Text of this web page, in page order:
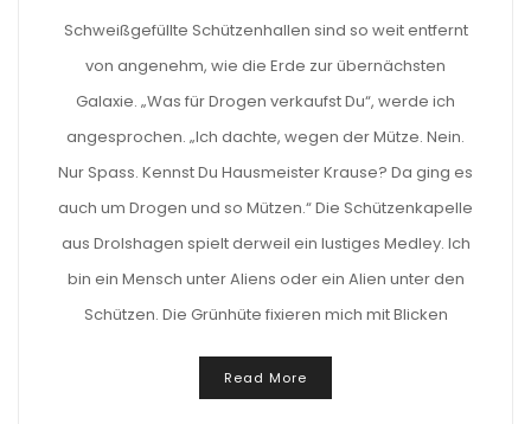
Schweißgefüllte Schützenhallen sind so weit entfernt
von angenehm, wie die Erde zur übernächsten
Galaxie. „Was für Drogen verkaufst Du“, werde ich
angesprochen. „Ich dachte, wegen der Mütze. Nein.
Nur Spass. Kennst Du Hausmeister Krause? Da ging es
auch um Drogen und so Mützen.“ Die Schützenkapelle
aus Drolshagen spielt derweil ein lustiges Medley. Ich
bin ein Mensch unter Aliens oder ein Alien unter den
Schützen. Die Grünhüte fixieren mich mit Blicken
Read More